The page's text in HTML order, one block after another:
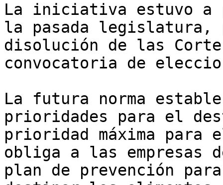
La iniciativa estuvo a
la pasada legislatura,
disolución de las
convocatoria de
La futura norma
prioridades para el
prioridad máxima para
obliga a las empresas
plan de prevención